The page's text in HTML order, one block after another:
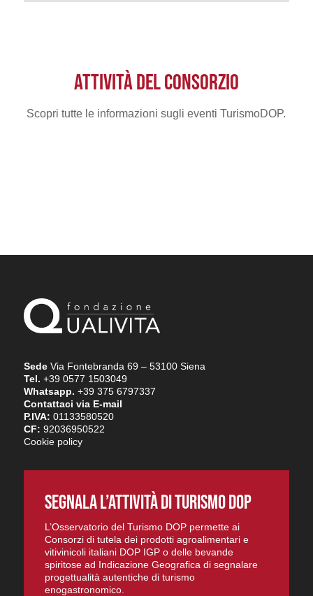
ATTIVITÀ DEL CONSORZIO
Scopri tutte le informazioni sugli eventi TurismoDOP.
SedeVia Fontebranda 69 – 53100 Siena
Tel. +39 0577 1503049
Whatsapp. +39 375 6797337
Contattaci via E-mail
P.IVA: 01133580520
CF: 92036950522
Cookie policy
SEGNALA L’ATTIVITÀ DI TURISMO DOP
L’Osservatorio del Turismo DOP permette ai
Consorzi di tutela dei prodotti agroalimentari e
vitivinicoli italiani DOP IGP o delle bevande
spiritose ad Indicazione Geografica di segnalare
progettualità autentiche di turismo
enogastronomico.